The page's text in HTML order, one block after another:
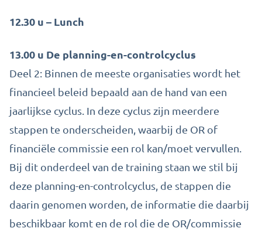
12.30 u – Lunch
13.00 u De planning-en-controlcyclus
Deel 2: Binnen de meeste organisaties wordt het
financieel beleid bepaald aan de hand van een
jaarlijkse cyclus. In deze cyclus zijn meerdere
stappen te onderscheiden, waarbij de OR of
financiële commissie een rol kan/moet vervullen.
Bij dit onderdeel van de training staan we stil bij
deze planning-en-controlcyclus, de stappen die
daarin genomen worden, de informatie die daarbij
beschikbaar komt en de rol die de OR/commissie